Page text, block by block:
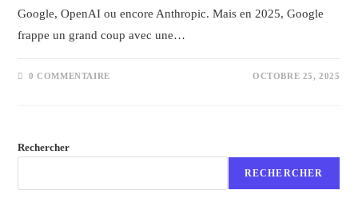
Google, OpenAI ou encore Anthropic. Mais en 2025, Google
frappe un grand coup avec une…
0 COMMENTAIRE OCTOBRE 25, 2025
Rechercher
RECHERCHER